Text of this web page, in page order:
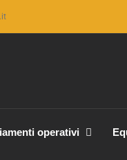
operativi